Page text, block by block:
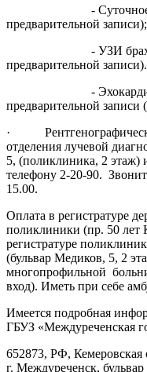
- Суточное
предварительной записи);
- УЗИ
предварительной записи).
-
предварительной записи
·
отделения лучевой
5, (поликлиника, 2 этаж)
телефону 2-20-90.
15.00.
Оплата в регистратуре
поликлиники (пр. 50 лет
регистратуре
(бульвар Медиков, 5, 2
многопрофильной
вход). Иметь при себе
Имеется подробная
ГБУЗ «Междуреченская
652873, РФ, Кемеровская
г. Междуреченск,